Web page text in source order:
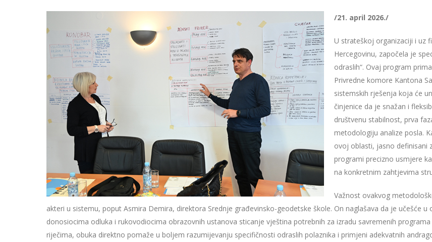
/21. april 2026./
U strateškoj organizaciji i uz
Hercegovinu, započela je
odraslih“. Ovaj program
Privredne komore Kantona
sistemskih rješenja koja će
činjenice da je snažan i
društvenu stabilnost, prva
metodologiju analize posla.
ovoj oblasti, jasno definisani
programi precizno usmjere
na konkretnim zahtjevima
Važnost ovakvog
akteri u sistemu, poput Asmira Demira, direktora Srednje građevinsko-geodetske škole. On naglašava da je učešće
donosiocima odluka i rukovodiocima obrazovnih ustanova sticanje vještina potrebnih za izradu savremenih
riječima, obuka direktno pomaže u boljem razumijevanju specifičnosti odraslih polaznika i primjeni adekvatnih